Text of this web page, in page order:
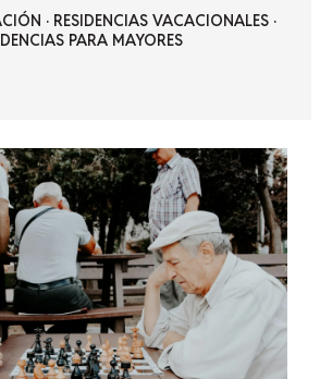
· RESIDENCIAS VACACIONALES ·
PARA MAYORES